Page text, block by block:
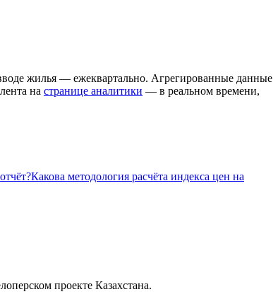
жилья — ежеквартально. Агрегированные данные
на странице аналитики — в реальном времени,
Какова методология расчёта индекса цен на
проекте Казахстана.